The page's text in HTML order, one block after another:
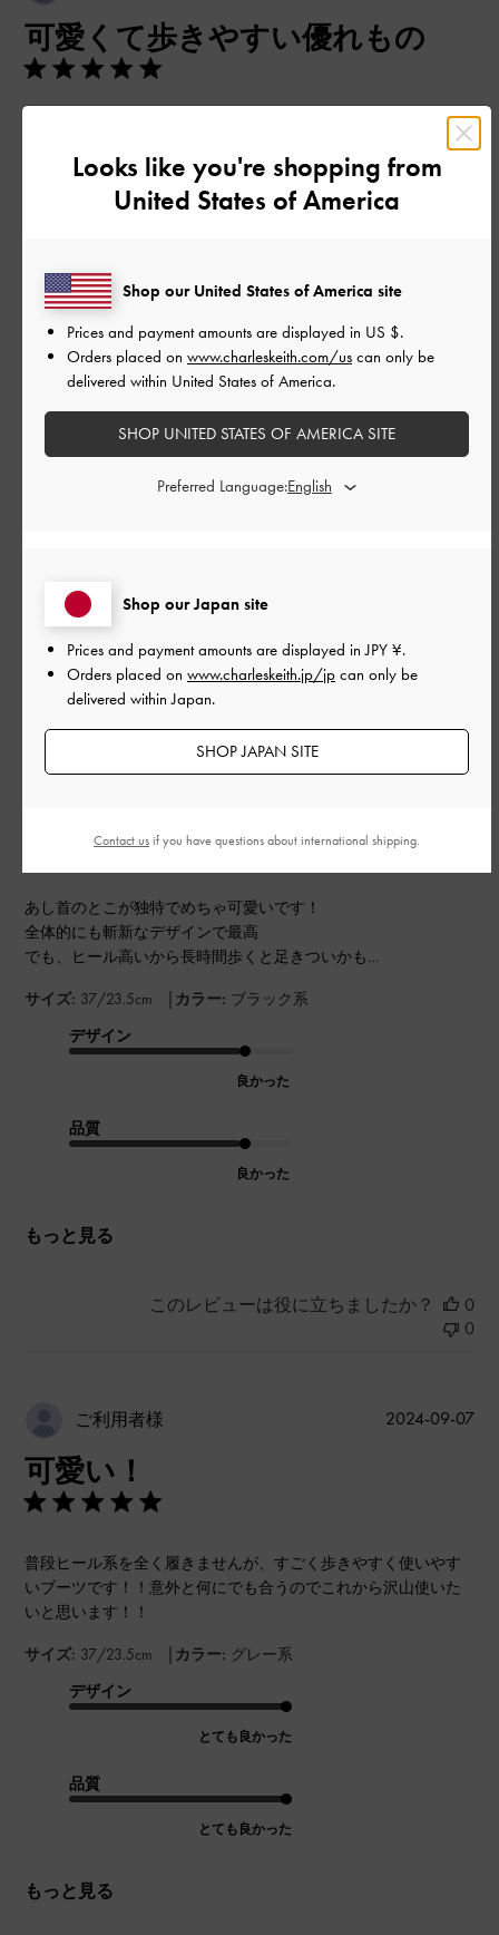
可愛くて歩きやすい優れもの
サイトで商品を見た時から狙っていました。靴なので実際試着
してみてから購入したく、発売されてから少し経って店頭へ行
ったところ、普段のサイズは完売で１つ上のサイズしか無かっ
たのですが、、
すくて、デザイン性のおかげで足も細く見えそうです！買って
良かったです
サイズ: 37/23.5cm |カラー: グレー系
デザイン
とても良かった
このレビューは役に立ちましたか？
あし首のとこが独特でめちゃ可愛いです！
全体的にも斬新なデザインで最高
でも、ヒール高いから長時間歩くと足きついかも…
サイズ: 37/23.5cm | カラー: ブラック系
デザイン
良かった
品質
良かった
もっと見る
このレビューは役に立ちましたか？
0
0
ご利用者様
可愛い！
普段ヒール系を全く履きませんが、すごく歩きやすく使いやす
いブーツです！！意外と何にでも合うのでこれから沢山使いた
いと思います！！
サイズ: 37/23.5cm | カラー: グレー系
デザイン
とても良かった
品質
とても良かった
もっと見る
公
2024-09-07
Looks like you're shopping from
United States of America
Shop our Japan site
Prices and payment amounts are displayed inJPY ¥.
Orders placed on www.charleskeith.jp/jp can only be
delivered within Japan.
SHOP JAPAN SITE
Shop our United States of America site
Prices and payment amounts are displayed in US $.
Orders placed on www.charleskeith.com/us can only be
delivered within United States of America.
SHOP UNITED STATES OF AMERICA SITE
Preferred Language:
Contact usif you have questions about international shipping.